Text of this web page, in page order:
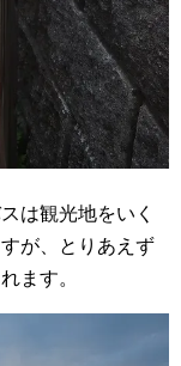
は観光地をいく
が、とりあえず
ます。